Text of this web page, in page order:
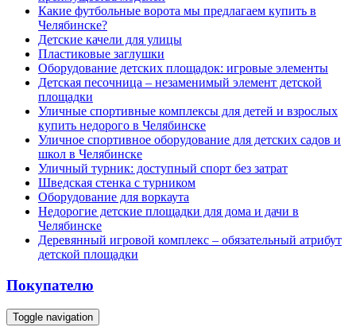
Какие футбольные ворота мы предлагаем купить в
Челябинске?
Детские качели для улицы
Пластиковые заглушки
Оборудование детских площадок: игровые элементы
Детская песочница – незаменимый элемент детской
площадки
Уличные спортивные комплексы для детей и взрослых
купить недорого в Челябинске
Уличное спортивное оборудование для детских садов и
школ в Челябинске
Уличный турник: доступный спорт без затрат
Шведская стенка с турником
Оборудование для воркаута
Недорогие детские площадки для дома и дачи в
Челябинске
Деревянный игровой комплекс – обязательный атрибут
детской площадки
Покупателю
Toggle navigation